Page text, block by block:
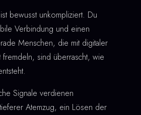
bewusst unkompliziert. Du
Verbindung und einen
Menschen, die mit digitaler
fremdeln, sind überrascht, wie
Signale verdienen
Atemzug, ein Lösen der